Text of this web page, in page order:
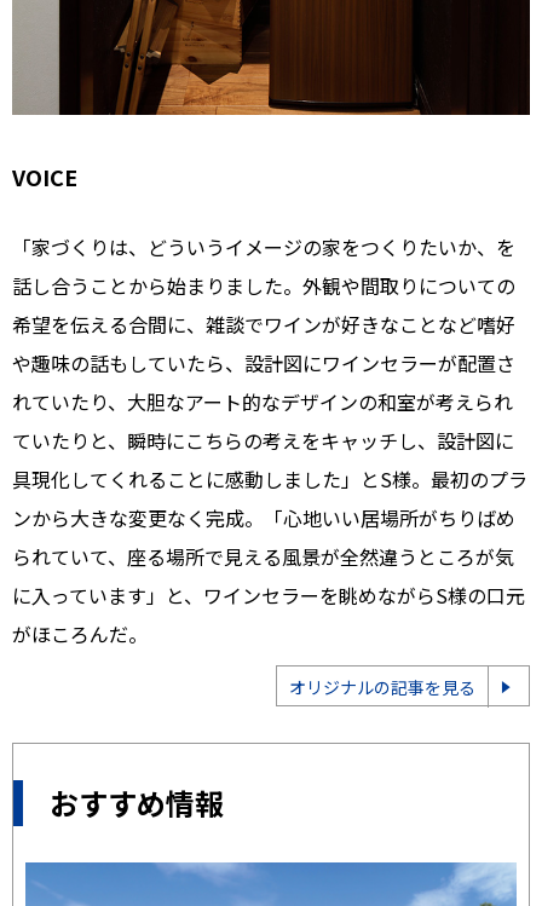
VOICE
「家づくりは、どういうイメージの家をつくりたいか、を
話し合うことから始まりました。外観や間取りについての
希望を伝える合間に、雑談でワインが好きなことなど嗜好
や趣味の話もしていたら、設計図にワインセラーが配置さ
れていたり、大胆なアート的なデザインの和室が考えられ
ていたりと、瞬時にこちらの考えをキャッチし、設計図に
具現化してくれることに感動しました」とS様。最初のプラ
ンから大きな変更なく完成。「心地いい居場所がちりばめ
られていて、座る場所で見える風景が全然違うところが気
に入っています」と、ワインセラーを眺めながらS様の口元
がほころんだ。
オリジナルの記事を見る
おすすめ情報